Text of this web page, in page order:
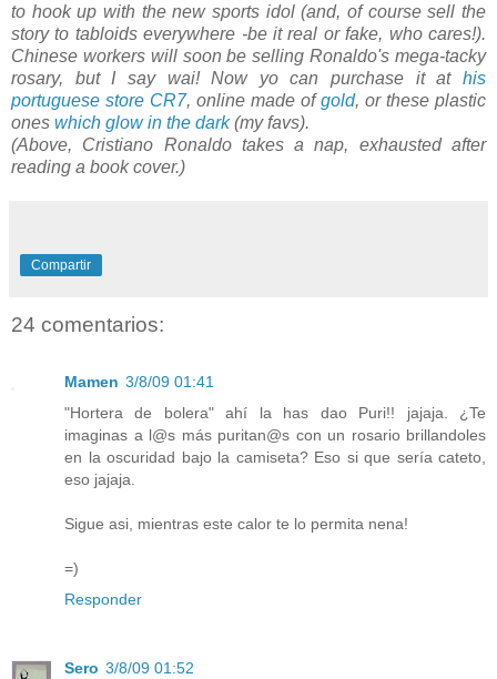
to hook up with the new sports idol (and, of course sell the
story to tabloids everywhere -be it real or fake, who cares!).
Chinese workers will soon be selling Ronaldo's mega-tacky
rosary, but I say wai! Now yo can purchase it at his
portuguese store CR7, online made ofgold, or these plastic
ones which glow in the dark(my favs).
(Above, Cristiano Ronaldo takes a nap, exhausted after
reading a book cover.)
Compartir
24 comentarios:
Mamen 3/8/09 01:41
"Hortera de bolera" ahí la has dao Puri!! jajaja. ¿Te
imaginas a l@s más puritan@s con un rosario brillandoles
en la oscuridad bajo la camiseta? Eso si que sería cateto,
eso jajaja.
Sigue asi, mientras este calor te lo permita nena!
=)
Responder
Sero 3/8/09 01:52